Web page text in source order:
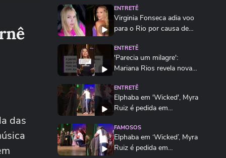
das
ENTRETÊ
Virginia Fonseca adia voo
para o Rio por causa de
ENTRETÊ
'Parecia um milagre':
Mariana Rios revela nova
ENTRETÊ
Elphaba em 'Wicked', Myra
Ruiz é pedida em
FAMOSOS
Elphaba em ‘Wicked’, Myra
Ruiz é pedida em